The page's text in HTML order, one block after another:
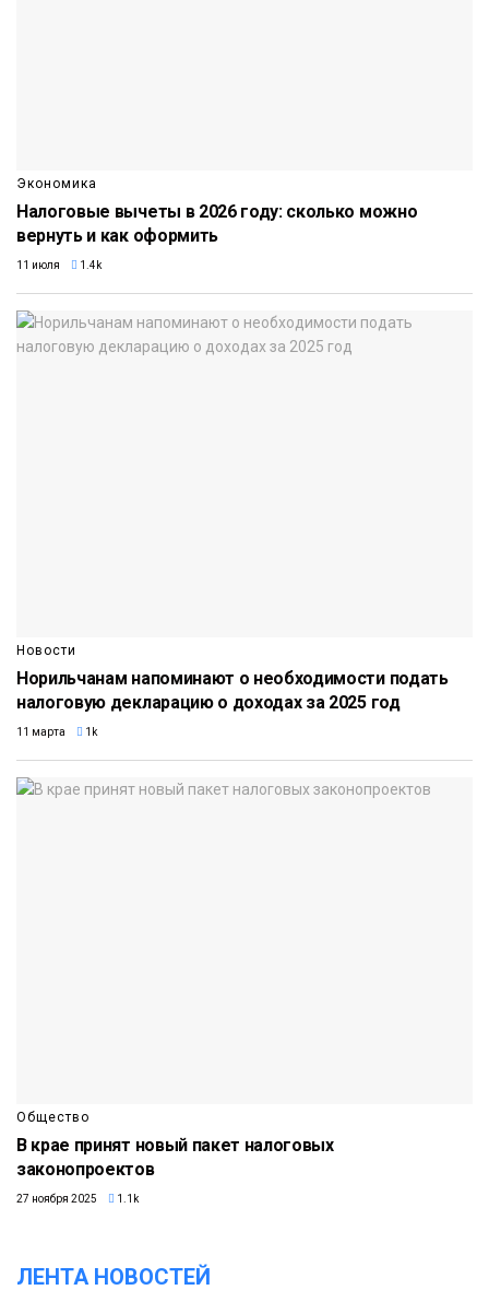
Экономика
Налоговые вычеты в 2026 году: сколько можно
вернуть и как оформить
11 июля 1.4k
Новости
Норильчанам напоминают о необходимости подать
налоговую декларацию о доходах за 2025 год
11 марта 1k
Общество
В крае принят новый пакет налоговых
законопроектов
27 ноября 2025 1.1k
ЛЕНТА НОВОСТЕЙ